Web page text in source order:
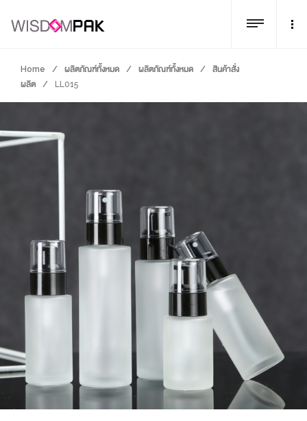
Home / ผลิตภัณฑ์ทั้งหมด / ผลิตภัณฑ์ทั้งหมด /
สินค้าสั่ง
ผลิต
/ LL015